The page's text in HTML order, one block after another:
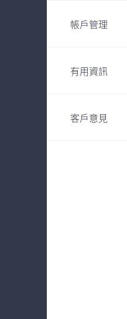
帳戶管理
有用資訊
客戶意見